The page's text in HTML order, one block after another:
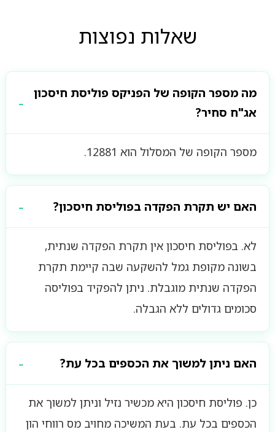
שאלות נפוצות
מה מספר הקופה של הפניקס פוליסת חיסכון
אג"ח סחיר?
מספר הקופה של המסלול הוא 12881.
האם יש תקרת הפקדה בפוליסת חיסכון?
לא. בפוליסת חיסכון אין תקרת הפקדה שנתית,
בשונה מקופת גמל להשקעה שבה קיימת תקרת
הפקדה שנתית מוגבלת. ניתן להפקיד בפוליסה
סכומים גדולים ללא הגבלה.
האם ניתן למשוך את הכספים בכל עת?
כן. פוליסת חיסכון היא מכשיר נזיל וניתן למשוך את
הכספים בכל עת. בעת המשיכה מחויב מס רווחי הון